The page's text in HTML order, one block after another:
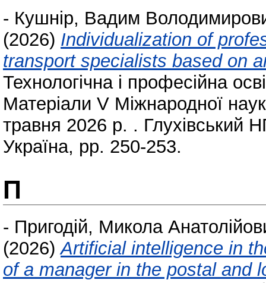
- Кушнір, Вадим
(2026) Individualization of
transport specialists based on
Технологічна і професійна
Матеріали V Міжнародної
травня 2026 р. . Глухівський
Україна, pp. 250-253.
П
- Пригодій, Микола
(2026)Artificial intelligence in
of a manager in the postal and